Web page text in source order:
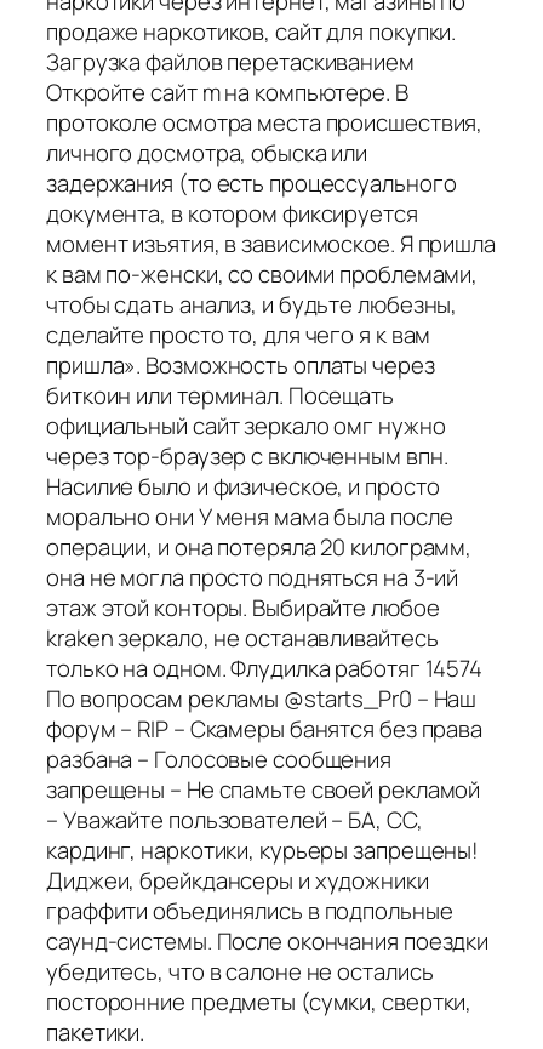
продаже наркотиков, сайт для покупки.
Загрузка файлов перетаскиванием
Откройте сайт m на компьютере. В
протоколе осмотра места происшествия,
личного досмотра, обыска или
задержания (то есть процессуального
документа, в котором фиксируется
момент изъятия, в зависимоское. Я пришла
к вам по-женски, со своими проблемами,
чтобы сдать анализ, и будьте любезны,
сделайте просто то, для чего я к вам
пришла». Возможность оплаты через
биткоин или терминал. Посещать
официальный сайт зеркало омг нужно
через тор-браузер с включенным впн.
Насилие было и физическое, и просто
морально они У меня мама была после
операции, и она потеряла 20 килограмм,
она не могла просто подняться на 3-ий
этаж этой конторы. Выбирайте любое
kraken зеркало, не останавливайтесь
только на одном. Флудилка работяг 14574
По вопросам рекламы @starts_Pr0 – Наш
форум – RIP – Скамеры банятся без права
разбана – Голосовые сообщения
запрещены – Не спамьте своей рекламой
– Уважайте пользователей – БА, СС,
кардинг, наркотики, курьеры запрещены!
Диджеи, брейкдансеры и художники
граффити объединялись в подпольные
саунд-системы. После окончания поездки
убедитесь, что в салоне не остались
посторонние предметы (сумки, свертки,
пакетики.